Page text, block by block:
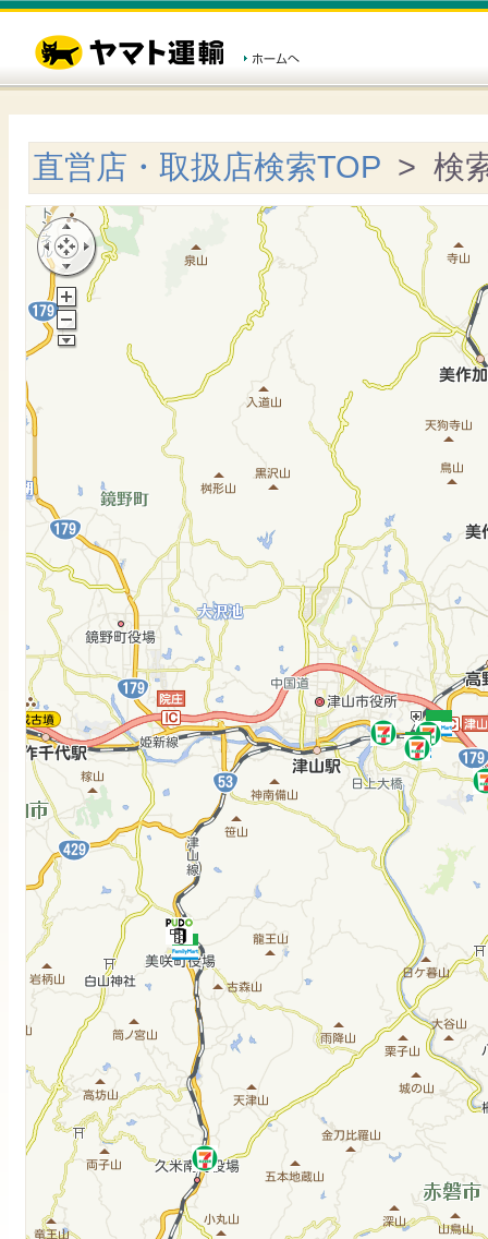
直営店・取扱店検索TOP > 検